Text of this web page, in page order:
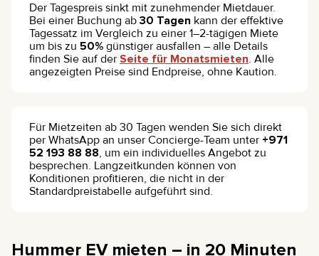
Der Tagespreis sinkt mit zunehmender Mietdauer.
Bei einer Buchung ab 30 Tagen kann der effektive
Tagessatz im Vergleich zu einer 1–2-tägigen Miete
um bis zu 50% günstiger ausfallen – alle Details
finden Sie auf der Seite für Monatsmieten. Alle
angezeigten Preise sind Endpreise, ohne Kaution.
Für Mietzeiten ab 30 Tagen wenden Sie sich direkt
per WhatsApp an unser Concierge-Team unter +971
52 193 88 88, um ein individuelles Angebot zu
besprechen. Langzeitkunden können von
Konditionen profitieren, die nicht in der
Standardpreistabelle aufgeführt sind.
Hummer EV mieten – in 20 Minuten